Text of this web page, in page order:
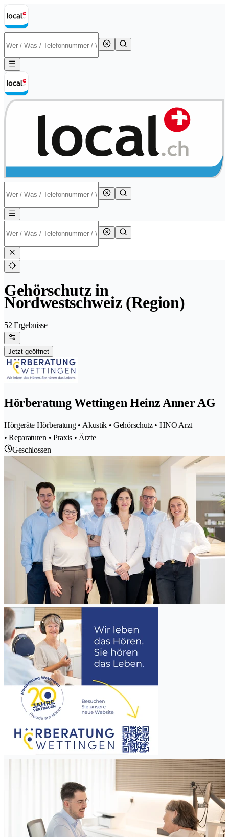
Gehörschutz in
Nordwestschweiz (Region)
52 Ergebnisse
Jetzt geöffnet
Hörberatung Wettingen Heinz Anner AG
Hörgeräte Hörberatung • Akustik • Gehörschutz • HNO Arzt
• Reparaturen • Praxis • Ärzte
Geschlossen